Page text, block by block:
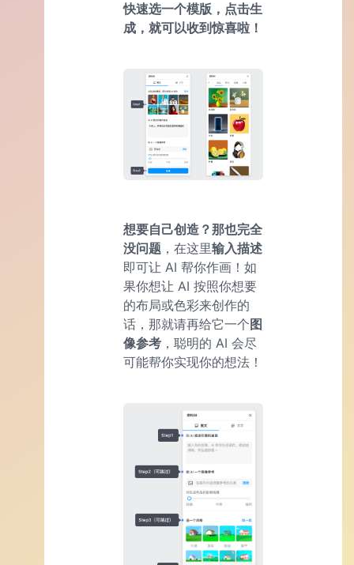
快速选一个模版，点击生
成，就可以收到惊喜啦！
想要自己创造？那也完全
没问题 ，在这里输入描述
即可让 AI 帮你作画！如
果你想让 AI 按照你想要
的布局或色彩来创作的
话，那就请再给它一个图
像参考 ，聪明的 AI 会尽
可能帮你实现你的想法！